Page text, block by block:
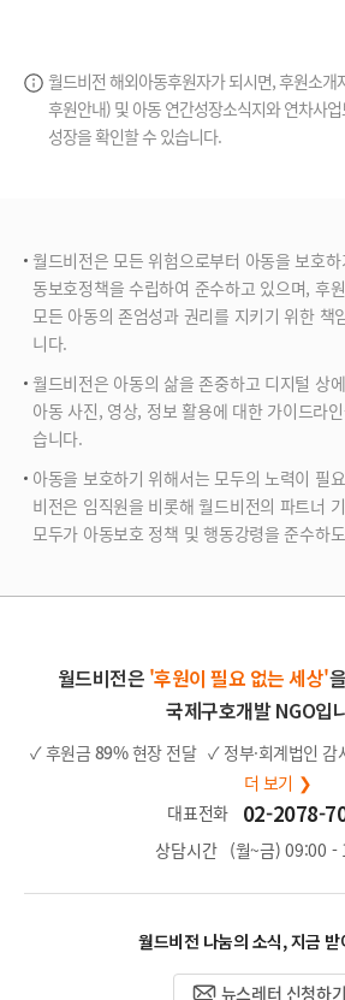
월드비전 해외아동후원자가 되시면, 후원소개
후원안내) 및 아동 연간성장소식지와연차사
성장을 확인할 수 있습니다.
월드비전은 모든 위험으로부터 아동을 보호
동보호정책을 수립하여 준수하고 있으며, 후
모든 아동의 존엄성과 권리를 지키기 위한 책
니다.
월드비전은 아동의 삶을 존중하고 디지털 상
아동 사진, 영상, 정보 활용에 대한 가이드라
습니다.
아동을 보호하기 위해서는 모두의 노력이 필
비전은 임직원을 비롯해 월드비전의 파트너
모두가 아동보호 정책 및 행동강령을 준수하
월드비전은 '후원이 필요 없는 세상'
국제구호개발 NGO입
✓ 후원금 89%현장 전달 ✓ 정부·회계법인 감
더 보기 ❯
대표전화
02-2078-
상담시간 (월~금) 09:00 -
월드비전 나눔의 소식, 지금 받
뉴스레터 신청하기